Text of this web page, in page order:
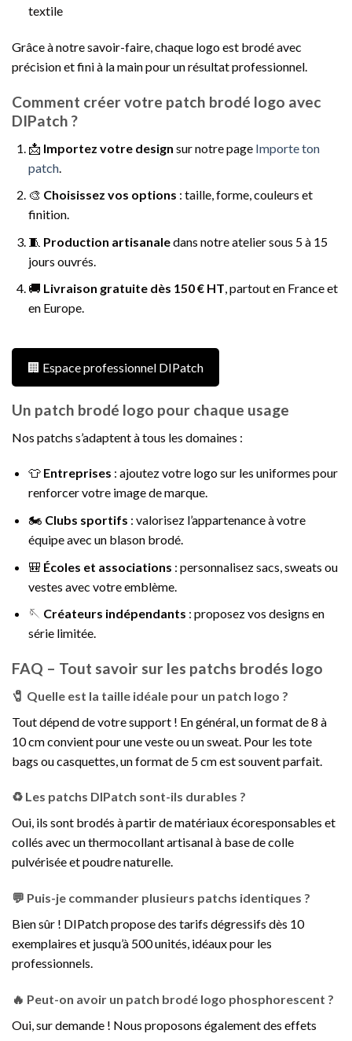
textile
Grâce à notre savoir-faire, chaque logo est brodé avec
précision et fini à la main pour un résultat professionnel.
Comment créer votre patch brodé logo avec
DIPatch ?
📩 Importez votre design sur notre page Importe ton
patch.
🎨 Choisissez vos options : taille, forme, couleurs et
finition.
🧵 Production artisanaledans notre atelier sous 5 à 15
jours ouvrés.
🚚 Livraison gratuite dès 150 € HT, partout en France et
en Europe.
🏢 Espace professionnel DIPatch
Un patch brodé logo pour chaque usage
Nos patchs s’adaptent à tous les domaines :
👕 Entreprises : ajoutez votre logo sur les uniformes pour
renforcer votre image de marque.
🏍️ Clubs sportifs : valorisez l’appartenance à votre
équipe avec un blason brodé.
🎒 Écoles et associations : personnalisez sacs, sweats ou
vestes avec votre emblème.
🪡 Créateurs indépendants : proposez vos designs en
série limitée.
FAQ – Tout savoir sur les patchs brodés logo
🧷 Quelle est la taille idéale pour un patch logo ?
Tout dépend de votre support ! En général, un format de 8 à
10 cm convient pour une veste ou un sweat. Pour les tote
bags ou casquettes, un format de 5 cm est souvent parfait.
♻️ Les patchs DIPatch sont-ils durables ?
Oui, ils sont brodés à partir de matériaux écoresponsables et
collés avec un thermocollant artisanal à base de colle
pulvérisée et poudre naturelle.
💬 Puis-je commander plusieurs patchs identiques ?
Bien sûr ! DIPatch propose des tarifs dégressifs dès 10
exemplaires et jusqu’à 500 unités, idéaux pour les
professionnels.
🔥 Peut-on avoir un patch brodé logo phosphorescent ?
Oui, sur demande ! Nous proposons également des effets